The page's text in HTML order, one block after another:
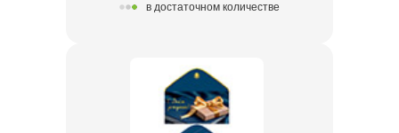
в достаточном количестве